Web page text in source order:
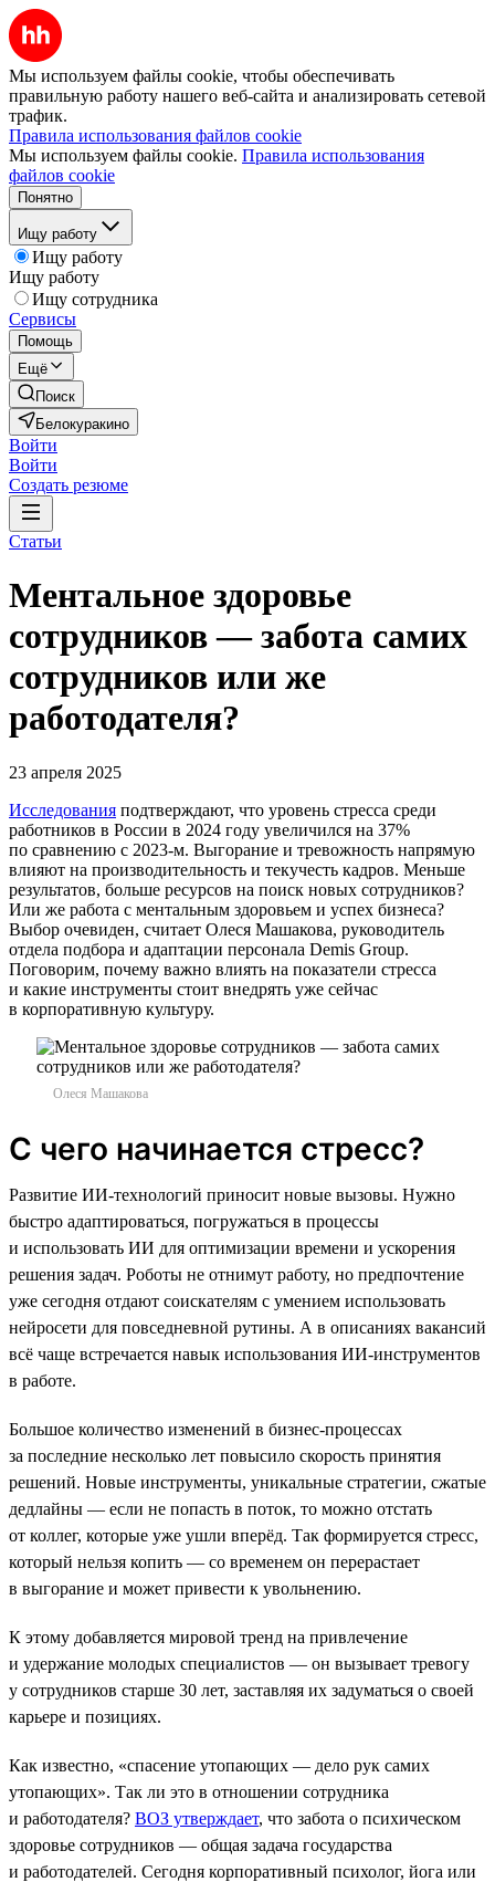
Мы используем файлы cookie, чтобы обеспечивать
правильную работу нашего веб-сайта и анализировать сетевой
трафик.
Правила использования файлов cookie
Мы используем файлы cookie. Правила использования
файлов cookie
Понятно
Ищу работу
Ищу работу
Ищу работу
Ищу сотрудника
Сервисы
Помощь
Ещё
Поиск
Белокуракино
Войти
Войти
Создать резюме
Статьи
Ментальное здоровье
сотрудников — забота самих
сотрудников или же
работодателя?
23 апреля 2025
Исследования подтверждают, что уровень стресса среди
работников в России в 2024 году увеличился на 37%
по сравнению с 2023-м. Выгорание и тревожность напрямую
влияют на производительность и текучесть кадров. Меньше
результатов, больше ресурсов на поиск новых сотрудников?
Или же работа с ментальным здоровьем и успех бизнеса?
Выбор очевиден, считает Олеся Машакова, руководитель
отдела подбора и адаптации персонала Demis Group.
Поговорим, почему важно влиять на показатели стресса
и какие инструменты стоит внедрять уже сейчас
в корпоративную культуру.
Олеся Машакова
С чего начинается стресс?
Развитие ИИ-технологий приносит новые вызовы. Нужно
быстро адаптироваться, погружаться в процессы
и использовать ИИ для оптимизации времени и ускорения
решения задач. Роботы не отнимут работу, но предпочтение
уже сегодня отдают соискателям с умением использовать
нейросети для повседневной рутины. А в описаниях вакансий
всё чаще встречается навык использования ИИ-инструментов
в работе.
Большое количество изменений в бизнес-процессах
за последние несколько лет повысило скорость принятия
решений. Новые инструменты, уникальные стратегии, сжатые
дедлайны — если не попасть в поток, то можно отстать
от коллег, которые уже ушли вперёд. Так формируется стресс,
который нельзя копить — со временем он перерастает
в выгорание и может привести к увольнению.
К этому добавляется мировой тренд на привлечение
и удержание молодых специалистов — он вызывает тревогу
у сотрудников старше 30 лет, заставляя их задуматься о своей
карьере и позициях.
Как известно, «спасение утопающих — дело рук самих
утопающих». Так ли это в отношении сотрудника
и работодателя? ВОЗ утверждает, что забота о психическом
здоровье сотрудников — общая задача государства
и работодателей. Сегодня корпоративный психолог, йога или